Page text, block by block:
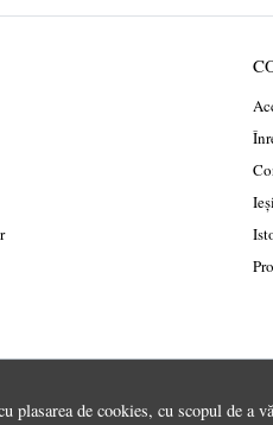
plasarea de cookies, cu scopul de a